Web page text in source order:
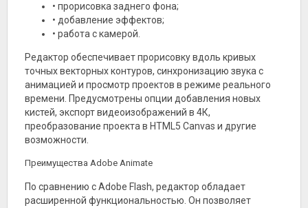
• прорисовка заднего фона;
• добавление эффектов;
• работа с камерой.
Редактор обеспечивает прорисовку вдоль кривых
точных векторных контуров, синхронизацию звука с
анимацией и просмотр проектов в режиме реального
времени. Предусмотрены опции добавления новых
кистей, экспорт видеоизображений в 4К,
преобразование проекта в HTML5 Canvas и другие
возможности.
Преимущества Adobe Animate
По сравнению с Adobe Flash, редактор обладает
расширенной функциональностью. Он позволяет